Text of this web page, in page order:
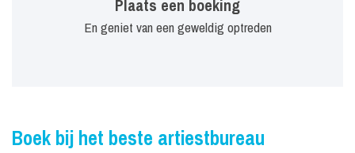
Plaats een boeking
En geniet van een geweldig optreden
Boek bij het beste artiestbureau